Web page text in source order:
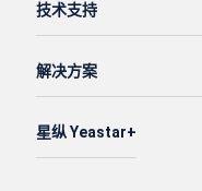
技术支持
解决方案
星纵 Yeastar